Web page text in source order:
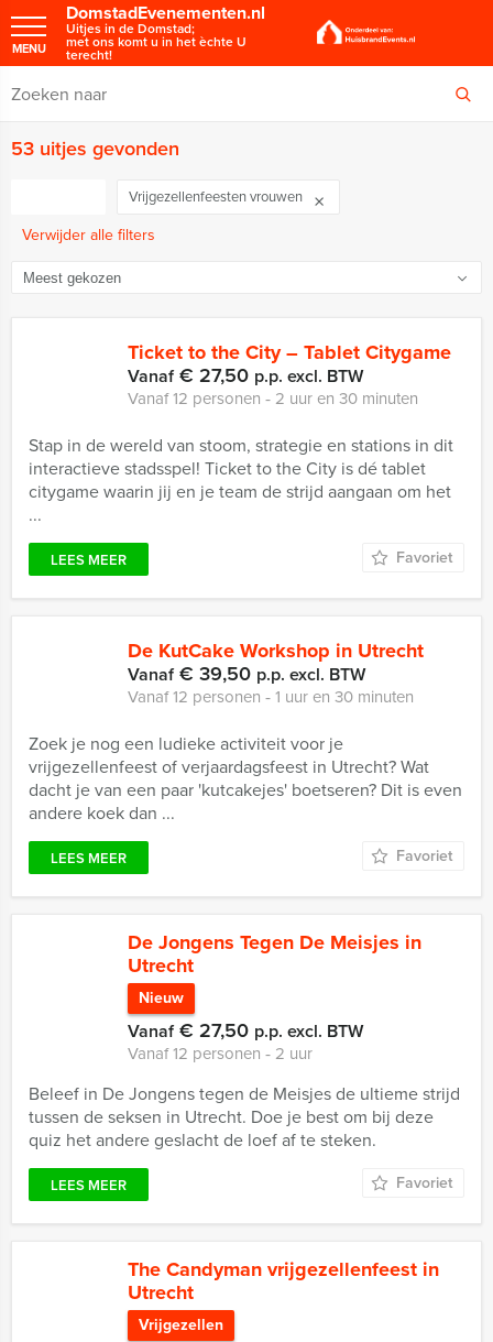
DomstadEvenementen.nl
Uitjes in de Domstad;
met ons komt u in het èchte U
terecht!
MENU
53 uitjes gevonden
Vrijgezellenfeesten vrouwen
Verwijder alle filters
Ticket to the City – Tablet Citygame
Vanaf€ 27,50 p.p. excl. BTW
Vanaf 12 personen ‐ 2 uur en 30 minuten
Stap in de wereld van stoom, strategie en stations in dit
interactieve stadsspel! Ticket to the City is dé tablet
citygame waarin jij en je team de strijd aangaan om het
...
LEES MEER Favoriet
De KutCake Workshop in Utrecht
Vanaf€ 39,50 p.p. excl. BTW
Vanaf 12 personen ‐ 1 uur en 30 minuten
Zoek je nog een ludieke activiteit voor je
vrijgezellenfeest of verjaardagsfeest in Utrecht? Wat
dacht je van een paar 'kutcakejes' boetseren? Dit is even
andere koek dan ...
LEES MEER Favoriet
De Jongens Tegen De Meisjes in
Utrecht
Nieuw
Vanaf€ 27,50 p.p. excl. BTW
Vanaf 12 personen ‐ 2 uur
Beleef in De Jongens tegen de Meisjes de ultieme strijd
tussen de seksen in Utrecht. Doe je best om bij deze
quiz het andere geslacht de loef af te steken.
LEES MEER Favoriet
The Candyman vrijgezellenfeest in
Utrecht
Vrijgezellen